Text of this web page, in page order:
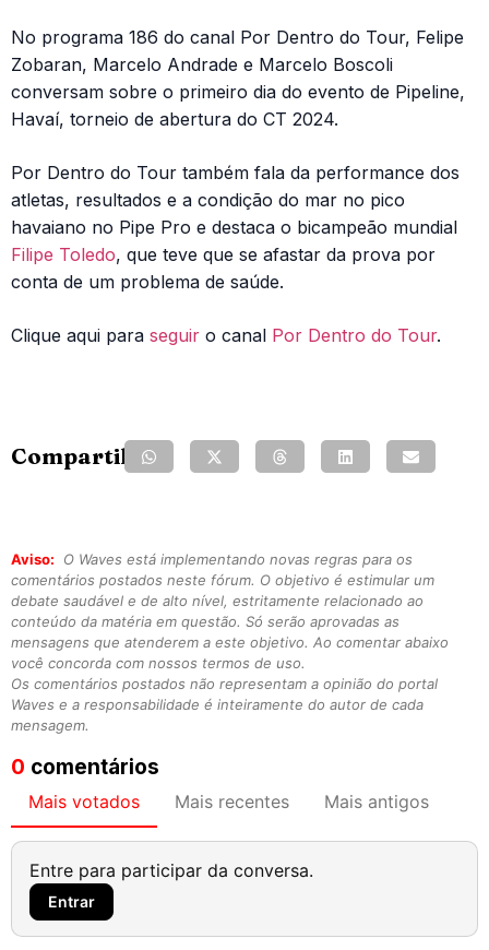
No programa 186 do canal Por Dentro do Tour, Felipe
Zobaran, Marcelo Andrade e Marcelo Boscoli
conversam sobre o primeiro dia do evento de Pipeline,
Havaí, torneio de abertura do CT 2024.
Por Dentro do Tour também fala da performance dos
atletas, resultados e a condição do mar no pico
havaiano no Pipe Pro e destaca o bicampeão mundial
Filipe Toledo, que teve que se afastar da prova por
conta de um problema de saúde.
Clique aqui para seguir o canal Por Dentro do Tour.
Compartilhe:
Aviso:
O Waves está implementando novas regras para os
comentários postados neste fórum. O objetivo é estimular um
debate saudável e de alto nível, estritamente relacionado ao
conteúdo da matéria em questão. Só serão aprovadas as
mensagens que atenderem a este objetivo. Ao comentar abaixo
você concorda com nossos termos de uso.
Os comentários postados não representam a opinião do portal
Waves e a responsabilidade é inteiramente do autor de cada
mensagem.
0 comentários
Mais votados Mais recentes Mais antigos
Entre para participar da conversa.
Entrar